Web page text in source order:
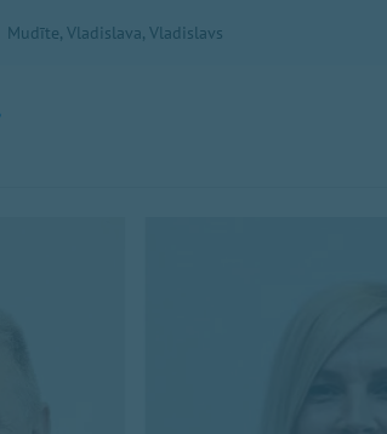
Mudīte, Vladislava, Vladislavs